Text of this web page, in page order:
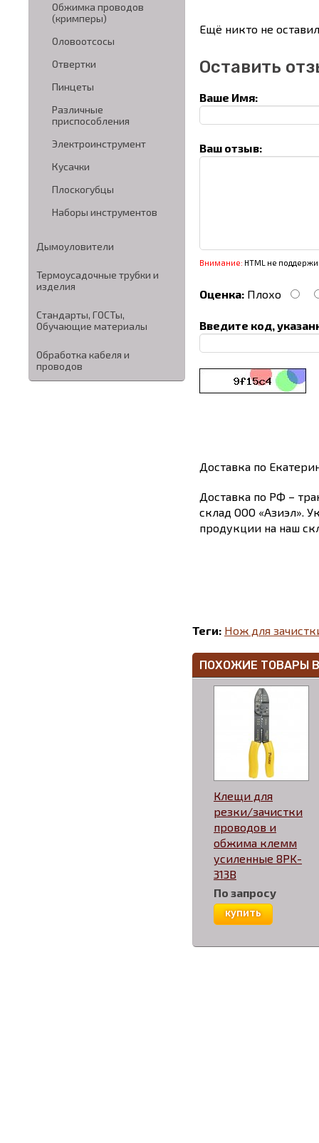
Обжимка проводов
(кримперы)
Оловоотсосы
Отвертки
Пинцеты
Различные
приспособления
Электроинструмент
Кусачки
Плоскогубцы
Наборы инструментов
Дымоуловители
Термоусадочные трубки и
изделия
Стандарты, ГОСТы,
Обучающие материалы
Обработка кабеля и
проводов
Ещё никто не
Оставить
Ваше Имя:
Ваш отзыв:
Внимание: HTML не
Оценка: Плохо
Введите код,
Доставка по
Доставка по РФ –
склад ООО «Азиэл».
продукции на наш
Теги: Нож для
ПОХОЖИЕ ТОВАРЫ
Клещи для
резки/зачистки
проводов и
обжима клемм
усиленные 8PK-
313B
По запросу
купить